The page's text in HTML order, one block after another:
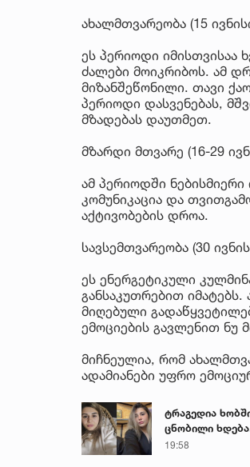
ახალმთვარეობა (15
ეს პერიოდი იმისთვისაა
ძალები მოიკრიბოს. ამ
მიზანშეწონილი. თავი
პერიოდი დასვენებას,
მზადებას დაუთმეთ.
მზარდი მთვარე (16-29
ამ პერიოდში
კომუნიკაცია და
აქტივობების დროა.
სავსემთვარეობა (30
ეს ენერგეტიკული
განსაკუთრებით
მიღებული
ემოციების გავლენით ნუ
მიჩნეულია, რომ
ადამიანები უფრო
ტრაგედია
ცნობილი ხდება
დაღუპული დედა-
19:58